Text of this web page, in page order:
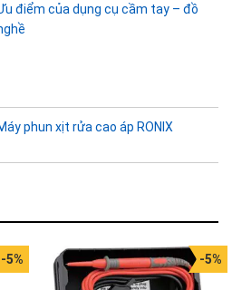
điểm của dụng cụ cầm tay – đồ
phun xịt rửa cao áp RONIX
-5% -5%